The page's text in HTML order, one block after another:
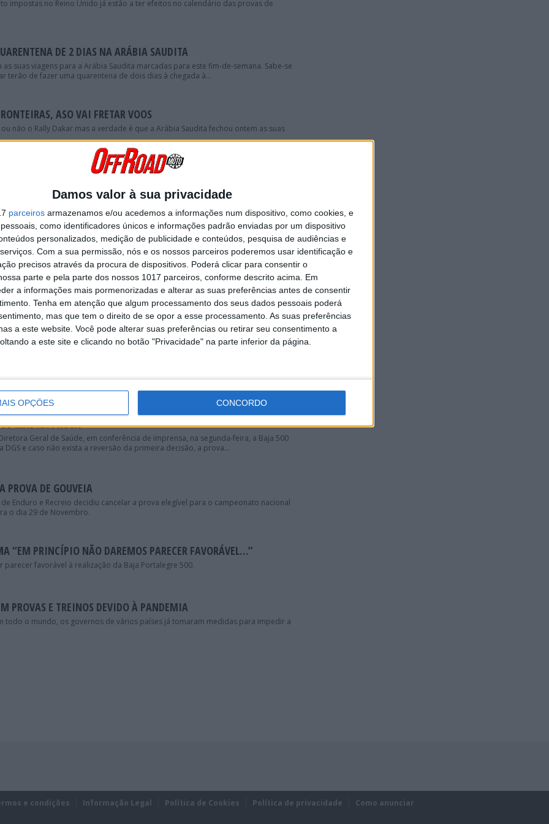
Damos valor à sua privacidade
parceiros armazenamos e/ou acedemos a informações num dispositivo, como cookies, e
como identificadores únicos e informações padrão enviadas por um dispositivo
personalizados, medição de publicidade e conteúdos, pesquisa de audiências e
Com a sua permissão, nós e os nossos parceiros poderemos usar identificação e
precisos através da procura de dispositivos. Poderá clicar para consentir o
parte e pela parte dos nossos 1017 parceiros, conforme descrito acima. Em
a informações mais pormenorizadas e alterar as suas preferências antes de consentir
Tenha em atenção que algum processamento dos seus dados pessoais poderá
mas que tem o direito de se opor a esse processamento. As suas preferências
a este website. Você pode alterar suas preferências ou retirar seu consentimento a
a este site e clicando no botão "Privacidade" na parte inferior da página.
OPÇÕES CONCORDO
impostas no Reino Unido já estão a ter efeitos no calendário das provas de
DE 2 DIAS NA ARÁBIA SAUDITA
suas viagens para a Arábia Saudita marcadas para este fim-de-semana. Sabe-se
terão de fazer uma quarentena de dois dias à chegada à...
ASO VAI FRETAR VOOS
não o Rally Dakar mas a verdade é que a Arábia Saudita fechou ontem as suas
DA PROVA DE CELAVISA
foi forçada a cancelar as provas agendadas para os próximos fins-de-semana,
PARA 2022
para a edição de 2022.
DA BAJA DE IDANHA FOI PRECIPITADA E INJUSTIFICADA”
sociais quanto à decisão do município em anular prematuramente a Baja TT
CAMPEONATO TERMINOU HOJE EM PORTALEGRE
forçada a cancelar a Baja TT Idanha-a-Nova, prova que iria fechar o campeonato
MAS HÁ PROVA
Geral de Saúde, em conferência de imprensa, na segunda-feira, a Baja 500
e caso não exista a reversão da primeira decisão, a prova...
PROVA DE GOUVEIA
Enduro e Recreio decidiu cancelar a prova elegível para o campeonato nacional
o dia 29 de Novembro.
“EM PRINCÍPIO NÃO DAREMOS PARECER FAVORÁVEL…”
favorável à realização da Baja Portalegre 500.
PROVAS E TREINOS DEVIDO À PANDEMIA
todo o mundo, os governos de vários países já tomaram medidas para impedir a
e condições Informação Legal Política de Cookies Política de privacidade Como anunciar